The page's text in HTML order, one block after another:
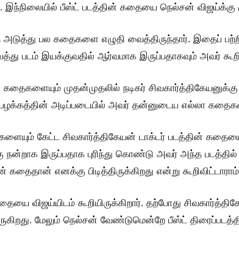
பீஸ்ட் படத்தின் கதையை நெல்சன் விஜய்க்கு
பல கதைகளை எழுதி வைத்திருந்தார். இதைப் பற்றி
படம் இயக்குவதில் ஆர்வமாக இருப்பதாகவும் அவர்
முதன்முதலில் நடிகர் சிவகார்த்திகேயனுக்கு
அடிப்படையில் அவர் தன்னுடைய எல்லா
கேட்ட சிவகார்த்திகேயன் டாக்டர் படத்தின் கதையை
நன்றாக இருப்பதாக புரிந்து கொண்டு அவர் அந்த
எனக்கு பிடித்திருக்கிறது என்று
விஜய்யிடம் கூறியிருக்கிறார். தற்போது
மேலும் நெல்சன் வேண்டுமென்றே பீஸ்ட்